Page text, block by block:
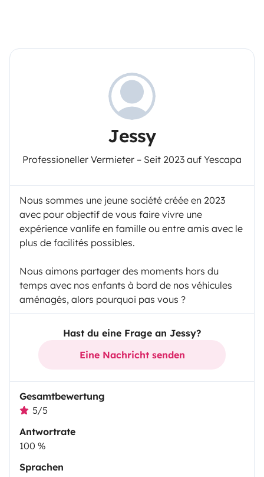
Jessy
Professioneller Vermieter – Seit 2023 auf Yescapa
Nous sommes une jeune société créée en 2023
avec pour objectif de vous faire vivre une
expérience vanlife en famille ou entre amis avec le
plus de facilités possibles.
Nous aimons partager des moments hors du
temps avec nos enfants à bord de nos véhicules
aménagés, alors pourquoi pas vous ?
Hast du eine Frage an Jessy?
Eine Nachricht senden
Gesamtbewertung
5/5
Antwortrate
100 %
Sprachen